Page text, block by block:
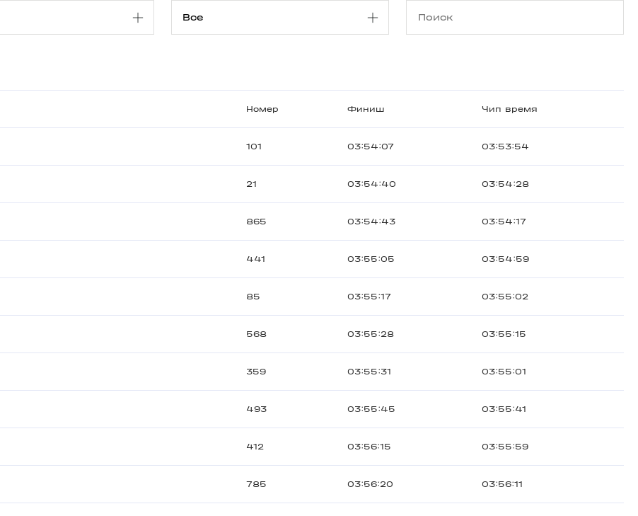
Номер Финиш Чип время
101 03:54:07 03:53:54
21 03:54:40 03:54:28
865 03:54:43 03:54:17
441 03:55:05 03:54:59
85 03:55:17 03:55:02
568 03:55:28 03:55:15
359 03:55:31 03:55:01
493 03:55:45 03:55:41
412 03:56:15 03:55:59
785 03:56:20 03:56:11